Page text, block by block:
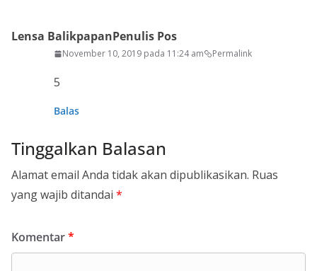
Lensa BalikpapanPenulis Pos
November 10, 2019 pada 11:24 am Permalink
5
Balas
Tinggalkan Balasan
Alamat email Anda tidak akan dipublikasikan. Ruas
yang wajib ditandai *
Komentar*